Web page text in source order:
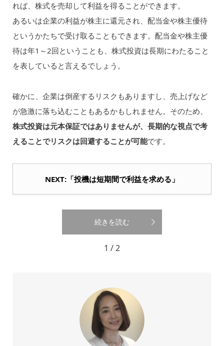
れば、株式を売却して利益を得ることができます。
あるいは企業の利益が株主に還元され、配当金や株主優待
というかたちで受け取ることもできます。配当金や株主優
待は年1～2回ということも、株式投資は長期にわたること
を表していると言えるでしょう。
確かに、企業は倒産するリスクもありますし、売上げなど
が急激に落ち込むこともあるかもしれません。そのため、
株式投資は元本保証ではありませんが、長期的な視点で考
えることでリスクは回避することが可能です。
NEXT:「投機は短期間で利益を求める」
続きを読む
1 / 2